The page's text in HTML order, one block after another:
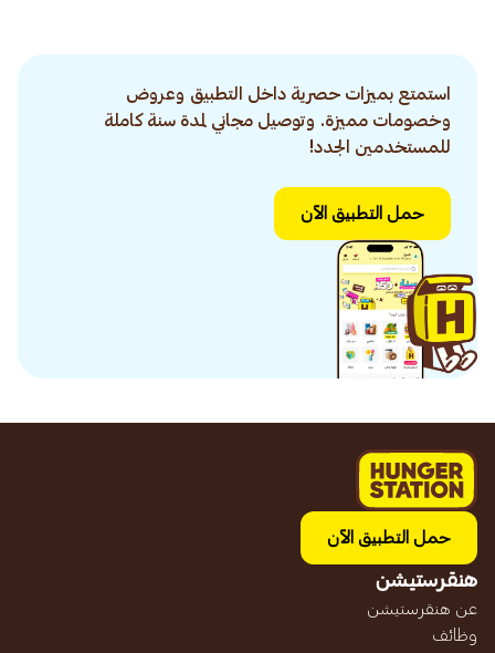
استمتع بميزات حصرية داخل التطبيق وعروض
وخصومات مميزة. وتوصيل مجاني لمدة سنة كاملة
للمستخدمين الجدد!
حمل التطبيق الآن
حمل التطبيق الآن
هنقرستيشن
عن هنقرستيشن
وظائف